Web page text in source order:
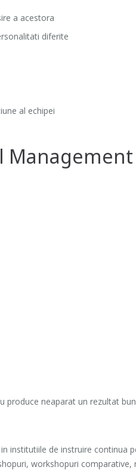
a acestora
diferite
al echipei
Management
produce neaparat un rezultat
institutiile de instruire continua
workshopuri